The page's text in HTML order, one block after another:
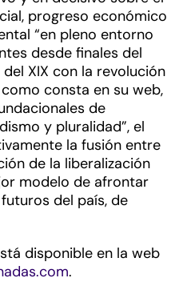
progreso económico
“en pleno entorno
desde finales del
XIX con la revolución
consta en su web,
de
y pluralidad”, el
la fusión entre
de la liberalización
modelo de afrontar
del país, de
disponible en la web
.